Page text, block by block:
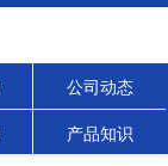
公司动态
产品知识